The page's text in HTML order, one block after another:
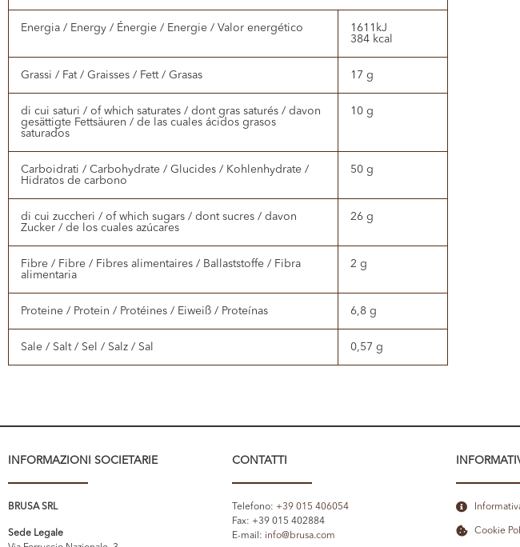
Energia / Energy / Énergie / Energie / Valor energético
1611kJ
384 kcal
Grassi / Fat / Graisses / Fett / Grasas 17 g
di cui saturi / of which saturates / dont gras saturés / davon
gesättigte Fettsäuren / de las cuales ácidos grasos
saturados
10 g
Carboidrati / Carbohydrate / Glucides / Kohlenhydrate /
Hidratos de carbono
50 g
di cui zuccheri / of which sugars / dont sucres / davon
Zucker / de los cuales azúcares
26 g
Fibre / Fibre / Fibres alimentaires / Ballaststoffe / Fibra
alimentaria
2 g
Proteine / Protein / Protéines / Eiweiß / Proteínas 6,8 g
Sale / Salt / Sel / Salz / Sal 0,57 g
INFORMAZIONI SOCIETARIE
BRUSA SRL
Sede Legale
CONTATTI
Telefono: +39 015 406054
Fax: +39 015 402884
E-mail: info@brusa.com Cookie